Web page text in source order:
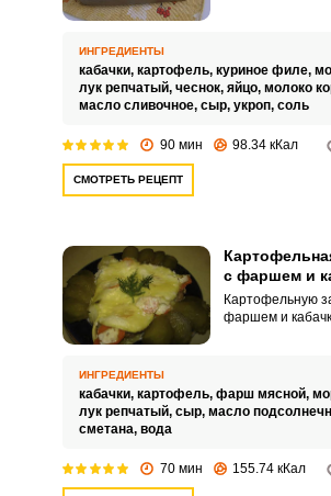
максимально
требует больших
времени.
ИНГРЕДИЕНТЫ
кабачки, картофель, куриное филе,
лук репчатый, чеснок, яйцо, молоко
масло сливочное, сыр, укроп, соль
90 мин 98.34 кКал
СМОТРЕТЬ РЕЦЕПТ
с фаршем и
Картофельную
фаршем и
сытным и
семейного
ИНГРЕДИЕНТЫ
кабачки, картофель, фарш мясной,
лук репчатый, сыр, масло
сметана, вода
70 мин 155.74 кКал
с помощью социальных
или
Запомнить меня
ЕЩЕ НЕ
Забыли пароль?